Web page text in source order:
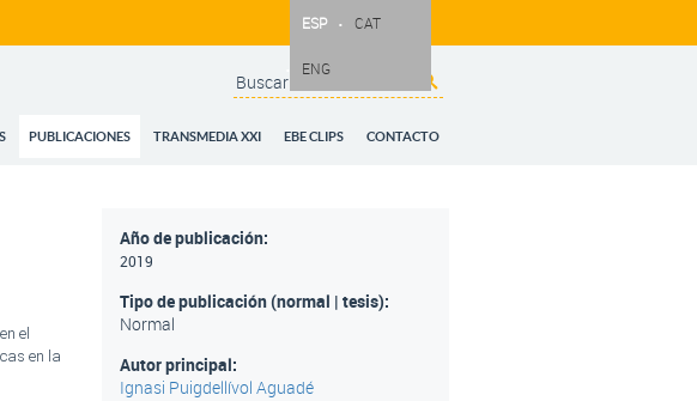
Formulario de
búsqueda
Search
PUBLICACIONES TRANSMEDIA XXI EBE CLIPS CONTACTO
ESP CAT
ENG
el
en la
Año de publicación:
2019
Tipo de publicación (normal | tesis):
Normal
Autor principal:
Ignasi Puigdellívol Aguadé